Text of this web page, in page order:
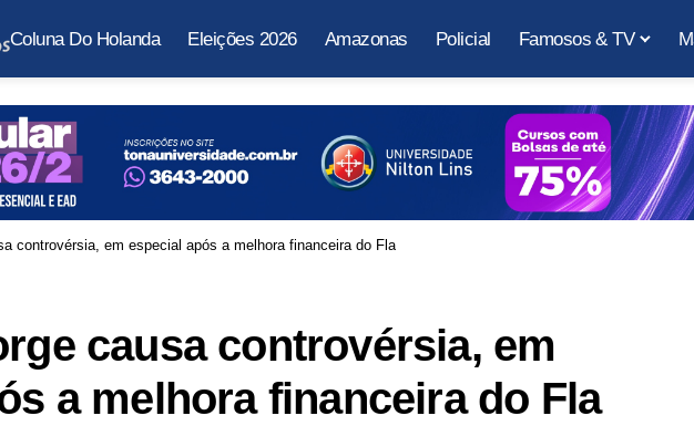
Coluna Do Holanda Eleições 2026 Amazonas Policial Famosos & TV
controvérsia, em especial após a melhora financeira do Fla
causa controvérsia, em
a melhora financeira do Fla